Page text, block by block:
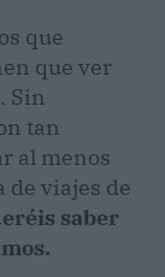
que
que ver
Sin
tan
al menos
de viajes de
saber